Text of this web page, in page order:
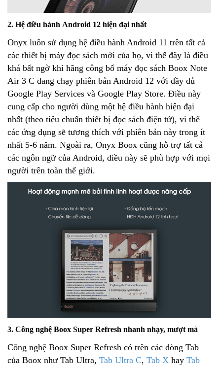
2. Hệ điều hành Android 12 hiện đại nhất
Onyx luôn sử dụng hệ điều hành Android 11 trên tất cả
các thiết bị máy đọc sách mới của họ, vì thế đây là điều
khá bất ngờ khi hãng công bố máy đọc sách Boox Note
Air 3 C đang chạy phiên bản Android 12 với đầy đủ
Google Play Services và Google Play Store. Điều này
cung cấp cho người dùng một hệ điều hành hiện đại
nhất (theo tiêu chuẩn thiết bị đọc sách điện tử), vì thế
các ứng dụng sẽ tương thích với phiên bản này trong ít
nhất 5-6 năm. Ngoài ra, Onyx Boox cũng hỗ trợ tất cả
các ngôn ngữ của Android, điều này sẽ phù hợp với mọi
người trên toàn thế giới.
3. Công nghệ Boox Super Refresh nhanh nhạy, mượt mà
Công nghệ Boox Super Refresh có trên các dòng Tab
của Boox như Tab Ultra, Tab Ultra C, Tab X hay Tab